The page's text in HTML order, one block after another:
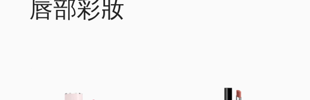
唇部彩妝